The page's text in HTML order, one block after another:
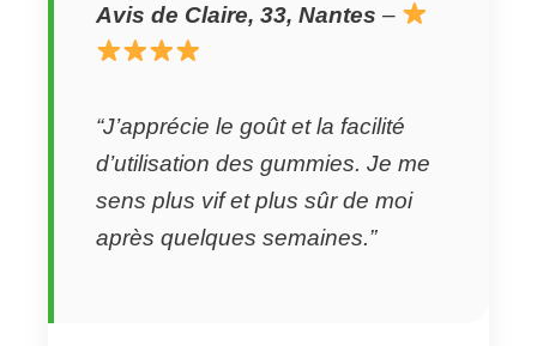
Avis de Claire, 33, Nantes –
“J’apprécie le goût et la facilité
d’utilisation des gummies. Je me
sens plus vif et plus sûr de moi
après quelques semaines.”